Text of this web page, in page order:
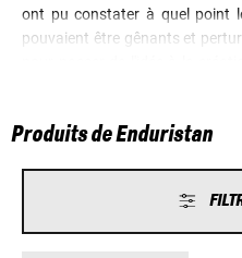
ont pu constater à quel point
pouvaient être gênants et
fabrication et à la vente des
ont été ajoutées. À ce jour, la
qu'aux pièces de réparation
produits bien pensés et de
Produits de Enduristan